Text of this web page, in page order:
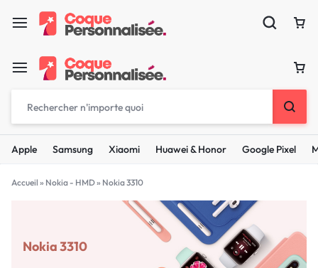
Apple Samsung Xiaomi Huawei & Honor Google Pixel
Accueil » Nokia - HMD» Nokia 3310
Nokia 3310